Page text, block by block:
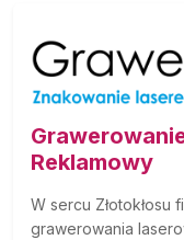
Reklamowy
W sercu Złotokłosu
grawerowania